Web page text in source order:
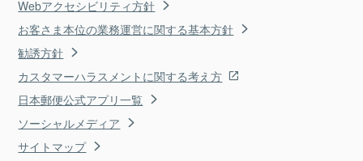
Webアクセシビリティ方針
お客さま本位の業務運営に関する基本方針
勧誘方針
カスタマーハラスメントに関する考え方
日本郵便公式アプリ一覧
ソーシャルメディア
サイトマップ